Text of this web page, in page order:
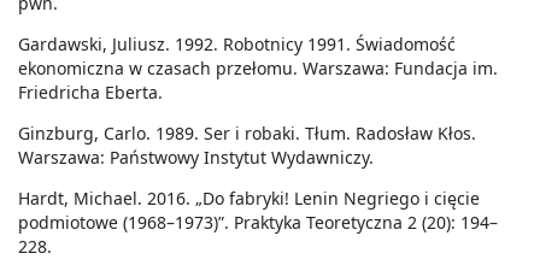
Gardawski, Juliusz. 1992. Robotnicy 1991. Świadomość
ekonomiczna w czasach przełomu. Warszawa: Fundacja im.
Friedricha Eberta.
Ginzburg, Carlo. 1989. Ser i robaki. Tłum. Radosław Kłos.
Warszawa: Państwowy Instytut Wydawniczy.
Hardt, Michael. 2016. „Do fabryki! Lenin Negriego i cięcie
podmiotowe (1968–1973)”. Praktyka Teoretyczna 2 (20): 194–
228.